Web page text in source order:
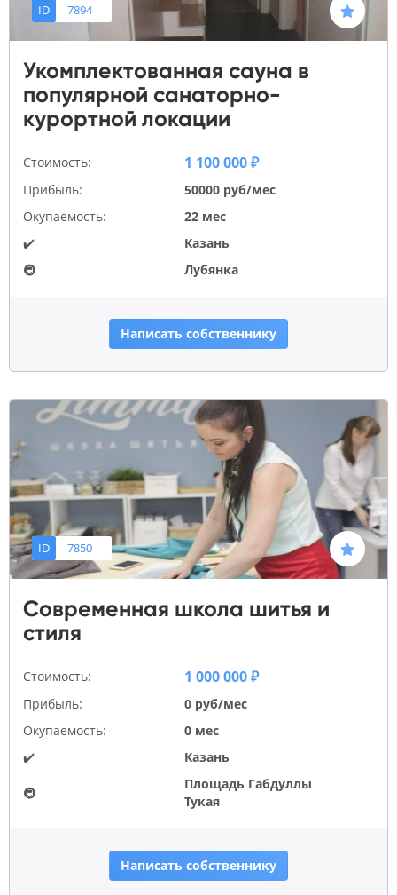
ID 7894
Укомплектованная сауна в
популярной санаторно-
курортной локации
Стоимость: 1 100 000 ₽
Прибыль:
50000 руб/мес
Окупаемость:
22 мес
✔️
Казань
🚇
Лубянка
Написать собственнику
ID 7850
Современная школа шитья и
стиля
Стоимость: 1 000 000 ₽
Прибыль:
0 руб/мес
Окупаемость:
0 мес
✔️
Казань
🚇
Площадь Габдуллы
Тукая
Написать собственнику